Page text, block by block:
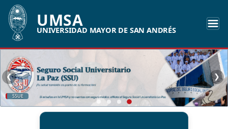
UMSA
UNIVERSIDAD MAYOR DE SAN ANDRÉS
SSUE
❮ ❯